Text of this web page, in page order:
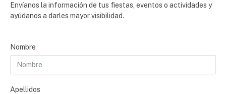
Envíanos la información de tus fiestas, eventos o actividades y
ayúdanos a darles mayor visibilidad.
Nombre
Apellidos